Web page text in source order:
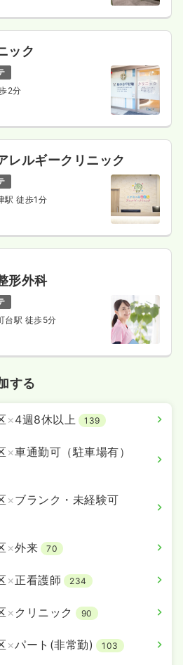
ック
2分
レルギークリニック
駅 徒歩1分
形外科
台駅 徒歩5分
する
×4週8休以上 139
×車通勤可（駐車場有）
×ブランク・未経験可
×外来 70
×正看護師 234
× クリニック 90
×パート(非常勤) 103